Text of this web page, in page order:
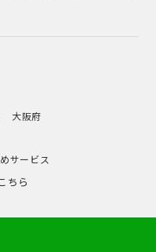
大阪府
サービス
ちら